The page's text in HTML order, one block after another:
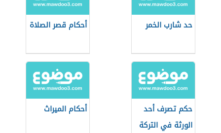
حد شارب الخمر أحكام قصر الصلاة
حكم تصرف أحد
الورثة في التركة
أحكام الميراث